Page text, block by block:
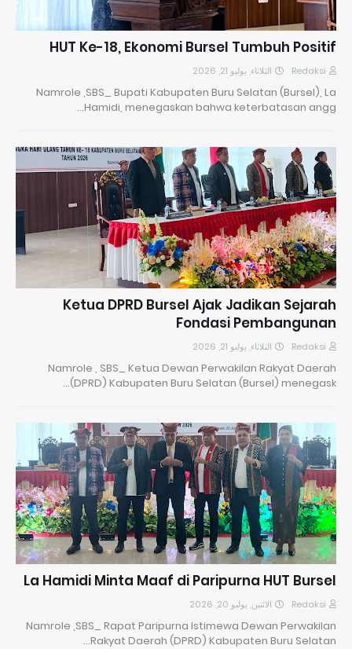
HUT Ke-18, Ekonomi Bursel Tumbuh Positif
Redaksi الثلاثاء, يوليو 21, 2026
Namrole ,SBS_ Bupati Kabupaten Buru Selatan (Bursel), La
Hamidi, menegaskan bahwa keterbatasan angg…
​Ketua DPRD Bursel Ajak Jadikan Sejarah
Fondasi Pembangunan
Redaksi الثلاثاء, يوليو 21, 2026
Namrole , SBS_ Ketua Dewan Perwakilan Rakyat Daerah
(DPRD) Kabupaten Buru Selatan (Bursel) menegask…
La Hamidi Minta Maaf di Paripurna HUT Bursel
Redaksi الاثنين, يوليو 20, 2026
Namrole ,SBS_ Rapat Paripurna Istimewa Dewan Perwakilan
Rakyat Daerah (DPRD) Kabupaten Buru Selatan…